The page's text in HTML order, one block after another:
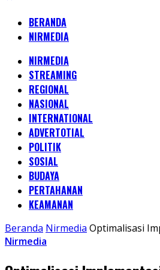
BERANDA
NIRMEDIA
NIRMEDIA
STREAMING
REGIONAL
NASIONAL
INTERNATIONAL
ADVERTOTIAL
POLITIK
SOSIAL
BUDAYA
PERTAHANAN
KEAMANAN
Beranda Nirmedia Optimalisasi
Nirmedia